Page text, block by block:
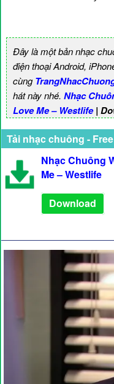
Đây là một bản nhạc
điện thoại Android,
cùng
hát này nhé. Nhạc
Love Me – Westlife|
Tải nhạc chuông -
Nhạc Chuông
Me – Westlife
Download